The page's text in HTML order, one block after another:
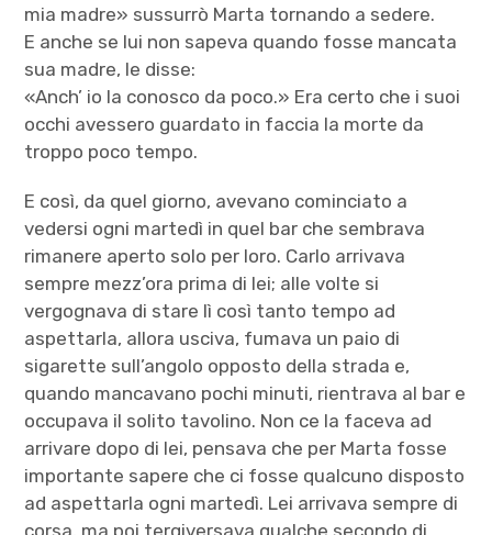
mia madre» sussurrò Marta tornando a sedere.
E anche se lui non sapeva quando fosse mancata
sua madre, le disse:
«Anch’ io la conosco da poco.» Era certo che i suoi
occhi avessero guardato in faccia la morte da
troppo poco tempo.
E così, da quel giorno, avevano cominciato a
vedersi ogni martedì in quel bar che sembrava
rimanere aperto solo per loro. Carlo arrivava
sempre mezz’ora prima di lei; alle volte si
vergognava di stare lì così tanto tempo ad
aspettarla, allora usciva, fumava un paio di
sigarette sull’angolo opposto della strada e,
quando mancavano pochi minuti, rientrava al bar e
occupava il solito tavolino. Non ce la faceva ad
arrivare dopo di lei, pensava che per Marta fosse
importante sapere che ci fosse qualcuno disposto
ad aspettarla ogni martedì. Lei arrivava sempre di